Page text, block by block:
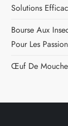
Solutions
Bourse Aux
Pour Les
Œuf De Mouche